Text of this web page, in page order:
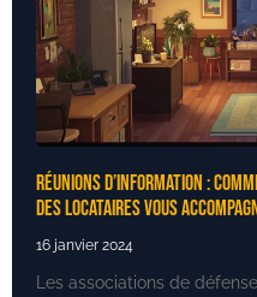
Réunions d’information :
des locataires vous
16 janvier 2024
Les associations de